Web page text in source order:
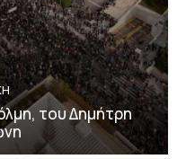
του Δημήτρη